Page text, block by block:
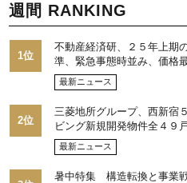
週間 RANKING
1位
不動産経済研、２５年上期
準、緊急事態時並み、価格
最新ニュース
2位
三菱地所グループ、西新宿
ビング新規開発物件全４９
最新ニュース
暑中特集 構造転換と事業